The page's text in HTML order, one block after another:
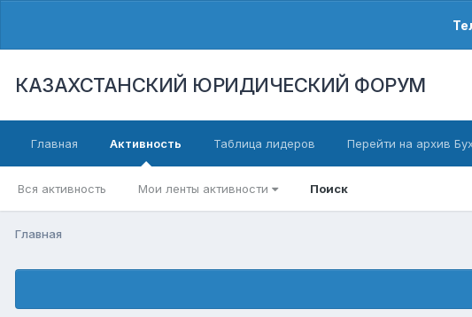
КАЗАХСТАНСКИЙ ЮРИДИЧЕСКИЙ ФОРУМ
Главная Активность
Вся активность Мои ленты активности Поиск
Таблица лидеров Перейти на архив
Главная